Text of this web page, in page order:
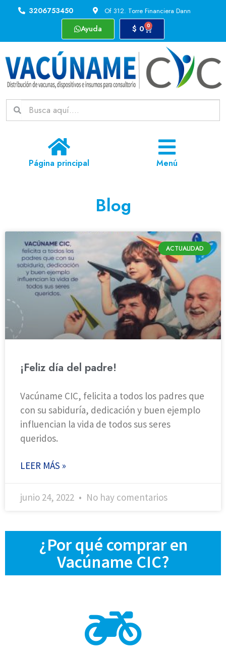
3206753450 Of 312. Torre Financiera Dann
Ayuda $ 0 0
Página principal Menú
Blog
ACTUALIDAD
¡Feliz día del padre!
Vacúname CIC, felicita a todos los padres que
con su sabiduría, dedicación y buen ejemplo
influencian la vida de todos sus seres
queridos.
LEER MÁS »
junio 24, 2022 No hay comentarios
¿Por qué comprar en
Vacúname CIC?